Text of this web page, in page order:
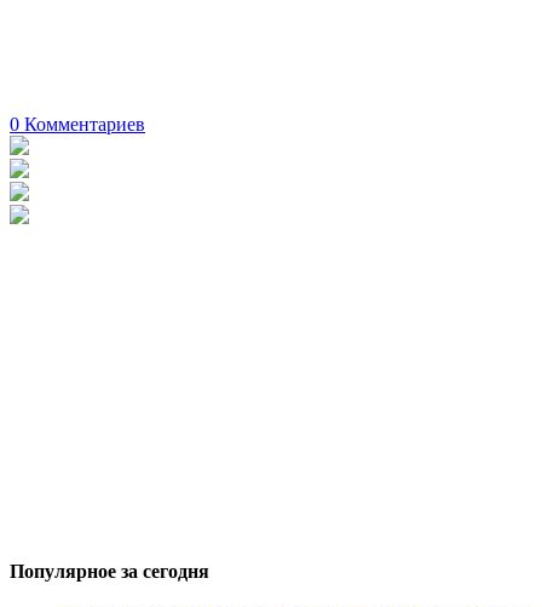
0 Комментариев
Популярное за сегодня